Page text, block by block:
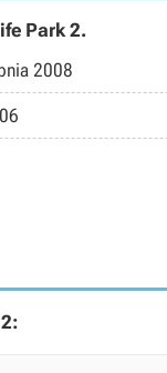
Park 2.
2008